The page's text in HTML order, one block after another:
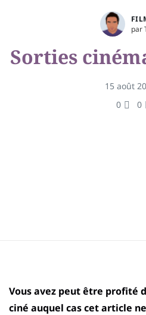
par
Sorties
15 août
0
0
Vous avez peut être profité
ciné auquel cas cet article